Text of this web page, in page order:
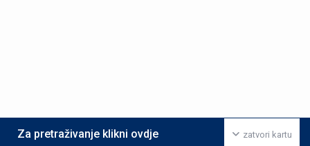
zatvori kartu
Za pretraživanje klikni ovdje